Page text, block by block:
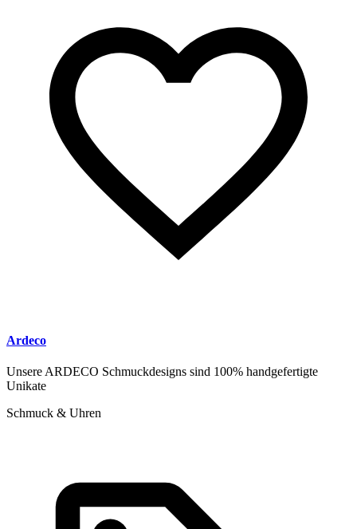
Ardeco
Unsere ARDECO Schmuckdesigns sind 100% handgefertigte
Unikate
Schmuck & Uhren